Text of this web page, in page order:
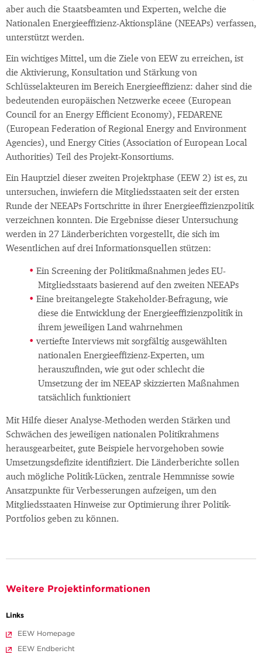
aber auch die Staatsbeamten und Experten, welche die
Nationalen Energieeffizienz-Aktionspläne (NEEAPs) verfassen,
unterstützt werden.
Ein wichtiges Mittel, um die Ziele von EEW zu erreichen, ist
die Aktivierung, Konsultation und Stärkung von
Schlüsselakteuren im Bereich Energieeffizienz: daher sind die
bedeutenden europäischen Netzwerke eceee (European
Council for an Energy Efficient Economy), FEDARENE
(European Federation of Regional Energy and Environment
Agencies), und Energy Cities (Association of European Local
Authorities) Teil des Projekt-Konsortiums.
Ein Hauptziel dieser zweiten Projektphase (EEW 2) ist es, zu
untersuchen, inwiefern die Mitgliedsstaaten seit der ersten
Runde der NEEAPs Fortschritte in ihrer Energieeffizienzpolitik
verzeichnen konnten. Die Ergebnisse dieser Untersuchung
werden in 27 Länderberichten vorgestellt, die sich im
Wesentlichen auf drei Informationsquellen stützen:
Ein Screening der Politikmaßnahmen jedes EU-
Mitgliedsstaats basierend auf den zweiten NEEAPs
Eine breitangelegte Stakeholder-Befragung, wie
diese die Entwicklung der Energieeffizienzpolitik in
ihrem jeweiligen Land wahrnehmen
vertiefte Interviews mit sorgfältig ausgewählten
nationalen Energieeffizienz-Experten, um
herauszufinden, wie gut oder schlecht die
Umsetzung der im NEEAP skizzierten Maßnahmen
tatsächlich funktioniert
Mit Hilfe dieser Analyse-Methoden werden Stärken und
Schwächen des jeweiligen nationalen Politikrahmens
herausgearbeitet, gute Beispiele hervorgehoben sowie
Umsetzungsdefizite identifiziert. Die Länderberichte sollen
auch mögliche Politik-Lücken, zentrale Hemmnisse sowie
Ansatzpunkte für Verbesserungen aufzeigen, um den
Mitgliedsstaaten Hinweise zur Optimierung ihrer Politik-
Portfolios geben zu können.
Weitere Projektinformationen
Links
EEW Homepage
EEW Endbericht